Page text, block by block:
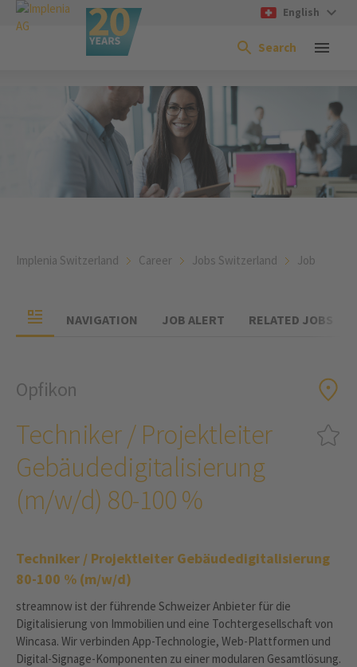
English
Search
Implenia Switzerland Career Jobs Switzerland Job
NAVIGATION JOB ALERT RELATED JOBS
Opfikon
Techniker / Projektleiter
Gebäudedigitalisierung
(m/w/d) 80-100 %
Techniker / Projektleiter Gebäudedigitalisierung
80-100 % (m/w/d)
streamnow ist der führende Schweizer Anbieter für die
Digitalisierung von Immobilien und eine Tochtergesellschaft von
Wincasa. Wir verbinden App-Technologie, Web-Plattformen und
Digital-Signage-Komponenten zu einer modularen Gesamtlösung.